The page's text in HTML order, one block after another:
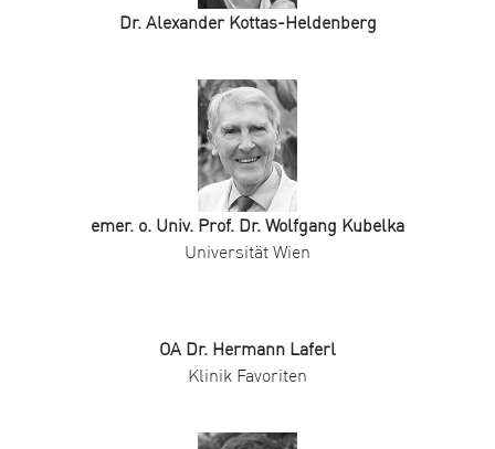
Dr. Alexander Kottas-Heldenberg
emer. o. Univ. Prof. Dr. Wolfgang Kubelka
Universität Wien
OA Dr. Hermann Laferl
Klinik Favoriten